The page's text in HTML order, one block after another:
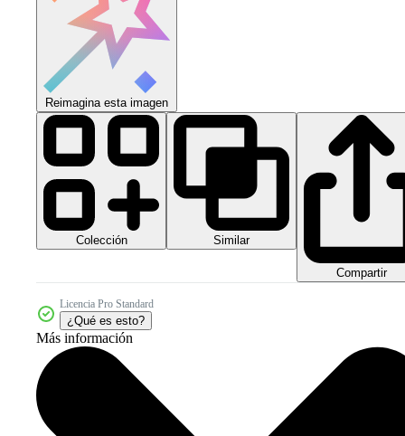
Reimagina esta imagen
Colección Similar
Compartir
Licencia Pro Standard
¿Qué es esto?
Más información